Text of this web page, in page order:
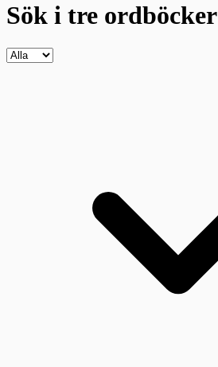
Sök i tre ordböcker